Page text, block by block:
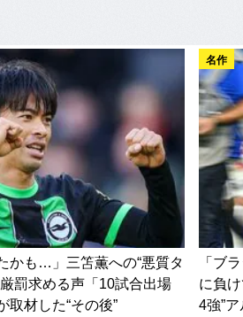
かも…」三笘薫への“悪質タ
罰求める声「10試合出場
取材した“その後”
名作
「ブ
に負
4強”